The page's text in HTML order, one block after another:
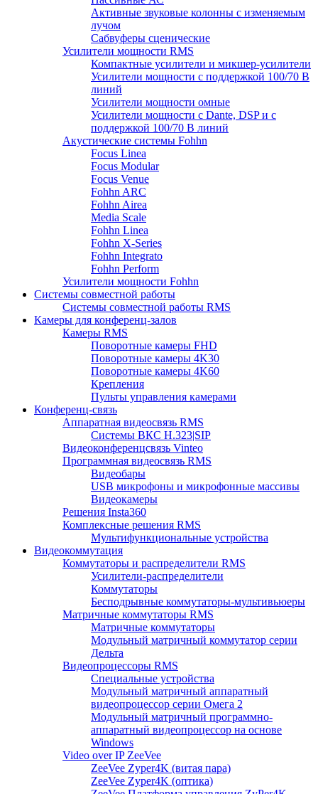
Активные звуковые колонны с изменяемым
лучом
Сабвуферы сценические
Усилители мощности RMS
Компактные усилители и микшер-усилители
Усилители мощности с поддержкой 100/70 В
линий
Усилители мощности омные
Усилители мощности с Dante, DSP и с
поддержкой 100/70 В линий
Акустические системы Fohhn
Focus Linea
Focus Modular
Focus Venue
Fohhn ARC
Fohhn Airea
Media Scale
Fohhn Linea
Fohhn X-Series
Fohhn Integrato
Fohhn Perform
Усилители мощности Fohhn
Системы совместной работы
Системы совместной работы RMS
Камеры для конференц-залов
Камеры RMS
Поворотные камеры FHD
Поворотные камеры 4K30
Поворотные камеры 4K60
Крепления
Пульты управления камерами
Конференц-связь
Аппаратная видеосвязь RMS
Системы ВКС H.323|SIP
Видеоконференцсвязь Vinteo
Программная видеосвязь RMS
Видеобары
USB микрофоны и микрофонные массивы
Видеокамеры
Решения Insta360
Комплексные решения RMS
Мультифункциональные устройства
Видеокоммутация
Коммутаторы и распределители RMS
Усилители-распределители
Коммутаторы
Бесподрывные коммутаторы-мультивьюеры
Матричные коммутаторы RMS
Матричные коммутаторы
Модульный матричный коммутатор серии
Дельта
Видеопроцессоры RMS
Специальные устройства
Модульный матричный аппаратный
видеопроцессор серии Омега 2
Модульный матричный программно-
аппаратный видеопроцессор на основе
Windows
Video over IP ZeeVee
ZeeVee Zyper4K (витая пара)
ZeeVee Zyper4K (оптика)